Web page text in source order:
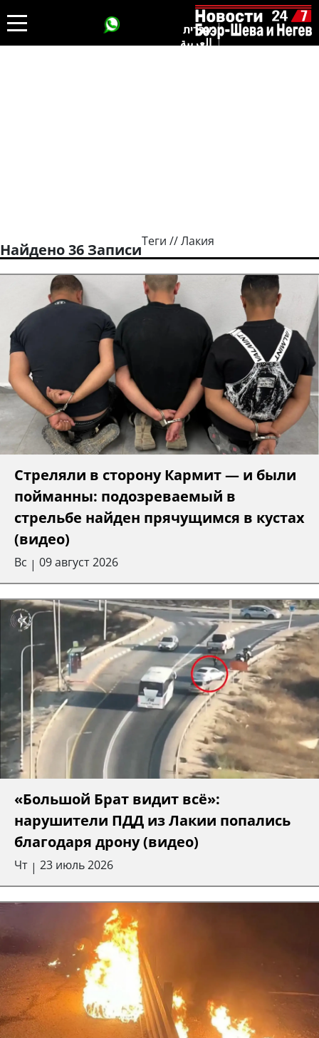
עברית
العربية
Теги // Лакия
Найдено 36 Записи
Стреляли в сторону Кармит — и были
пойманны: подозреваемый в
стрельбе найден прячущимся в кустах
(видео)
Вс | 09 август 2026
«Большой Брат видит всё»:
нарушители ПДД из Лакии попались
благодаря дрону (видео)
Чт | 23 июль 2026